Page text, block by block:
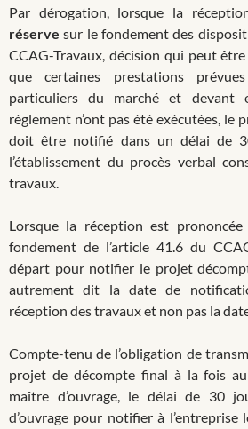
Par dérogation, lorsque la
réserve sur le fondement des
CCAG-Travaux, décision qui peut
que certaines prestations
particuliers du marché et devant
règlement n’ont pas été exécutées, le
doit être notifié dans un délai de
l’établissement du procès verbal
travaux.
Lorsque la réception est prononcée
fondement de l’article 41.6 du
départ pour notifier le projet
autrement dit la date de
réception des travaux et non pas la
Compte-tenu de l’obligation de
projet de décompte final à la fois
maître d’ouvrage, le délai de 30
d’ouvrage pour notifier à l’entreprise